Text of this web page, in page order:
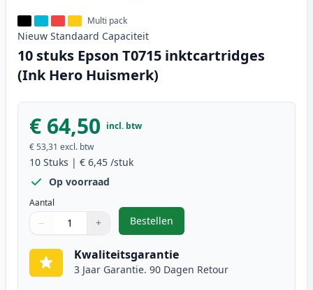
Multi pack
Nieuw Standaard Capaciteit
10 stuks Epson T0715 inktcartridges
(Ink Hero Huismerk)
€ 64,50 incl. btw
€ 53,31 excl. btw
10 Stuks | € 6,45 /stuk
Op voorraad
Aantal
Gebruik de knoppen om aan te passen
− +
1
Bestellen
,10 stuks Epson T0715
Kwaliteitsgarantie
3 Jaar Garantie. 90 Dagen Retour